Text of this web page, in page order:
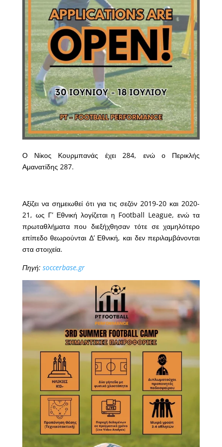
Ο Νίκος Κουρμπανάς έχει 284, ενώ ο Περικλής
Αμανατίδης 287.
Αξίζει να σημειωθεί ότι για τις σεζόν 2019-20 και 2020-
21, ως Γ’ Εθνική λογίζεται η Football League, ενώ τα
πρωταθλήματα που διεξήχθησαν τότε σε χαμηλότερο
επίπεδο θεωρούνται Δ’ Εθνική, και δεν περιλαμβάνονται
στα στοιχεία.
Πηγή: soccerbase.gr